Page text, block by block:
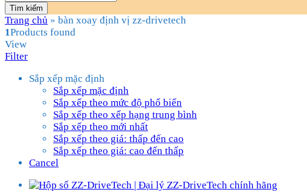
Tìm kiếm
Trang chủ » bàn xoay định vị zz-drivetech
1Products found
View
Filter
Sắp xếp mặc định
Sắp xếp mặc định
Sắp xếp theo mức độ phổ biến
Sắp xếp theo xếp hạng trung bình
Sắp xếp theo mới nhất
Sắp xếp theo giá: thấp đến cao
Sắp xếp theo giá: cao đến thấp
Cancel